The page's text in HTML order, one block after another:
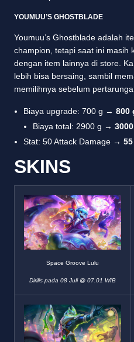
YOUMUU’S GHOSTBLADE
Youmuu’s Ghostblade adalah
champion, tetapi saat ini masih
dengan item lainnya di store.
lebih bisa bersaing, sambil
memilihnya sebelum
Biaya upgrade: 700 g → 800
Biaya total: 2900 g →
Stat: 50 Attack Damage →
SKINS
Space Groove Lulu
Dirilis pada 08 Juli @ 07.01 WIB